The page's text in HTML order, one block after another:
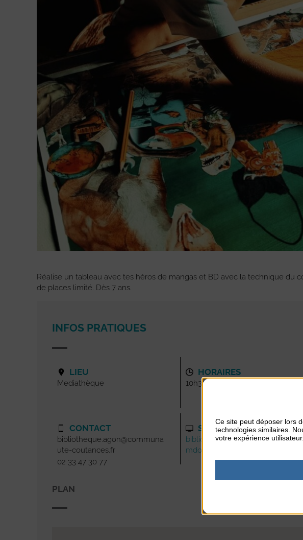
Réalise un tableau avec tes héros de mangas et BD avec la technique du
de places limité. Dès 7 ans.
INFOS PRATIQUES
LIEU
Mediathèque
CONTACT
bibliotheque.agon@communa
ute-coutances.fr
02 33 47 30 77
HORAIRES
10h30
SITE INTERNET
bibliothequeagoncoutainville.ji
mdofree.fr
PLAN
Ce site peut déposer lors
technologies similaires.
votre expérience utilisateur.